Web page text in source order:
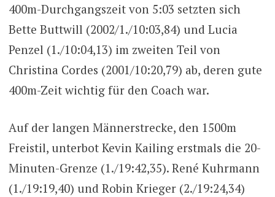
400m-Durchgangszeit von 5:03 setzten sich
Bette Buttwill (2002/1./10:03,84) und Lucia
Penzel (1./10:04,13) im zweiten Teil von
Christina Cordes (2001/10:20,79) ab, deren gute
400m-Zeit wichtig für den Coach war.
Auf der langen Männerstrecke, den 1500m
Freistil, unterbot Kevin Kailing erstmals die 20-
Minuten-Grenze (1./19:42,35). René Kuhrmann
(1./19:19,40) und Robin Krieger (2./19:24,34)